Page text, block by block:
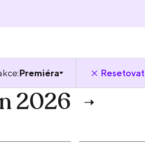
Premiéra Resetovat
2026